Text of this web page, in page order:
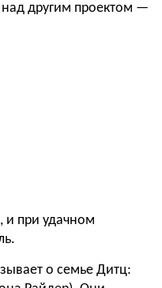
другим проектом —
и при удачном
о семье Дитц: